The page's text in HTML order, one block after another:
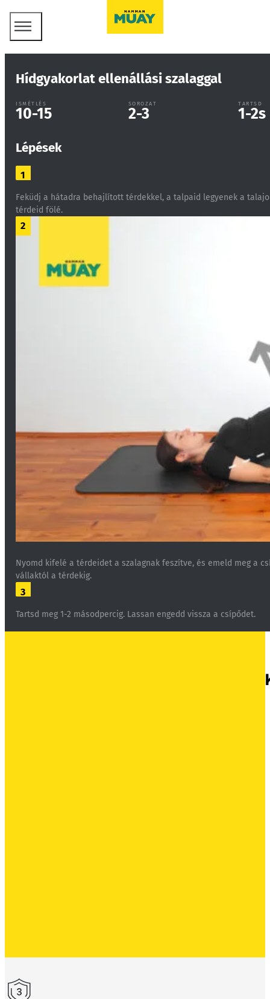
Hídgyakorlat ellenállási szalaggal
ISMÉTLÉS
10-15
SOROZAT
2-3
TARTSD
1-2s
Lépések
1
Feküdj a hátadra behajlított térdekkel, a talpaid legyenek a
térdeid fölé.
2
Nyomd kifelé a térdeidet a szalagnak feszítve, és emeld meg a
vállaktól a térdekig.
3
Tartsd meg 1-2 másodpercig. Lassan engedd vissza a csípődet.